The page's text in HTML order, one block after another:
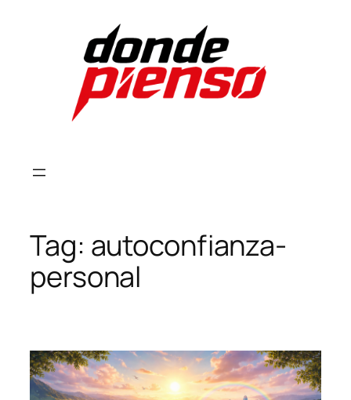
Tag: autoconfianza-
personal